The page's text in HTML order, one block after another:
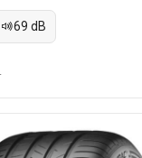
69 dB